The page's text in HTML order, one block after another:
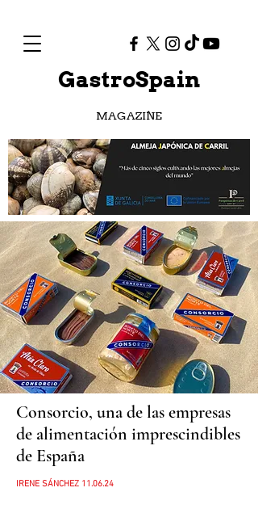
GastroSpain
MAGAZINE
Consorcio, una de las empresas
de alimentación imprescindibles
de España
IRENE SÁNCHEZ 11.06.24